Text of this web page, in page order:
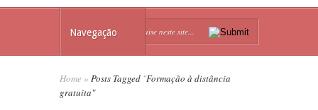
Navegação
Home » Posts Tagged "Formação à distância
gratuita"